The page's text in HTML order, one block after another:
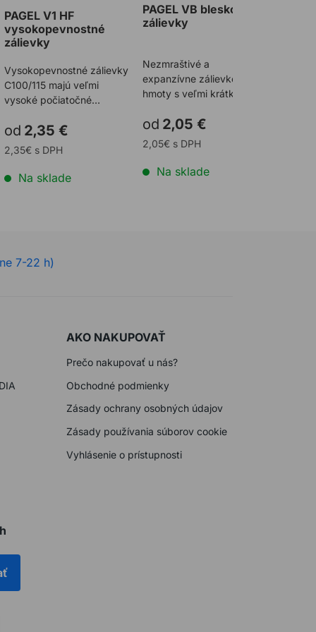
PAGEL V1 HF
vysokopevnostné
zálievky
Vysokopevnostné zálievky
C100/115 majú veľmi
vysoké počiatočné
pevnosť.
od 2,35 €
2,35€ s DPH
Na sklade
PAGEL VB bleskové
zálievky
Nezmraštivé a
expanzívne zálievkové
hmoty s veľmi krátkym
Zaťažiteľné už po 30
minút ...
od 2,05 €
2,05€ s DPH
Na sklade
7-22 h)
AKO NAKUPOVAŤ
Prečo nakupovať u nás?
Obchodné podmienky
Zásady ochrany osobných údajov
Zásady používania súborov cookie
Vyhlásenie o prístupnosti